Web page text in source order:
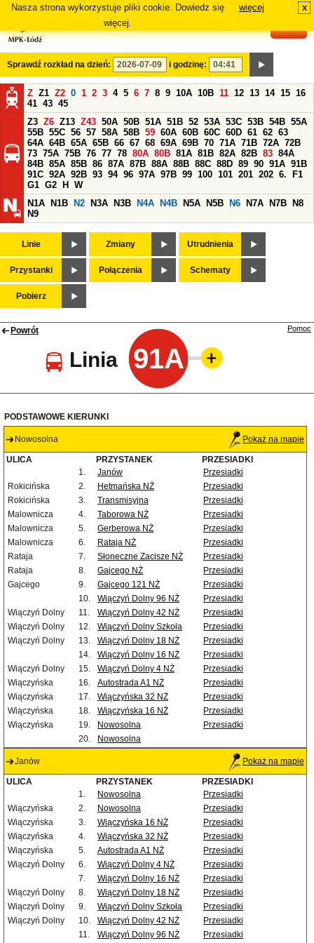
Nasza strona wykorzystuje pliki cookie. Dowiedz się
więcej.
więcej x
Sprawdź rozkład na dzień: i godzinę:
Z Z1 Z2 0 1 2 3 4 5 6 7 8 9 10A 10B 11 12 13 14 15 16
41 43 45
Z3 Z6 Z13 Z43 50A 50B 51A 51B 52 53A 53C 53B 54B 55A
55B 55C 56 57 58A 58B 59 60A 60B 60C 60D 61 62 63
64A 64B 65A 65B 66 67 68 69A 69B 70 71A 71B 72A 72B
73 75A 75B 76 77 78 80A 80B 81A 81B 82A 82B 83 84A
84B 85A 85B 86 87A 87B 88A 88B 88C 88D 89 90 91A 91B
91C 92A 92B 93 94 96 97A 97B 99 100 101 201 202 6.
F1
G1 G2 H
W
N1A
N1B N2 N3A N3B N4A N4B N5A N5B N6 N7A N7B
N8
N9
Linie Zmiany Utrudnienia
Przystanki Połączenia Schematy
Pobierz
Powrót
Linia 91A
Pomoc
PODSTAWOWE KIERUNKI
Nowosolna Pokaż na mapie
ULICA PRZYSTANEK
PRZESIADKI
1.
Janów
Przesiadki
Rokicińska
2. Hetmańska NŻ
Przesiadki
Rokicińska
3. Transmisyjna
Przesiadki
Malownicza
4. Taborowa NŻ
Przesiadki
Malownicza
5. Gerberowa NŻ
Przesiadki
Malownicza
6. Rataja NŻ
Przesiadki
Rataja
7. Słoneczne Zacisze NŻ
Przesiadki
Rataja
8. Gajcego NŻ
Przesiadki
Gajcego
9. Gajcego 121 NŻ
Przesiadki
10.
Wiączyń Dolny 96 NŻ
Przesiadki
Wiączyń Dolny
11. Wiączyń Dolny 42 NŻ
Przesiadki
Wiączyń Dolny
12. Wiączyń Dolny Szkoła
Przesiadki
Wiączyń Dolny
13. Wiączyń Dolny 18 NŻ
Przesiadki
14.
Wiączyń Dolny 16 NŻ
Przesiadki
Wiączyń Dolny
15. Wiączyń Dolny 4 NŻ
Przesiadki
Wiączyńska
16. Autostrada A1 NŻ
Przesiadki
Wiączyńska
17. Wiączyńska 32 NŻ
Przesiadki
Wiączyńska
18. Wiączyńska 16 NŻ
Przesiadki
Wiączyńska
19. Nowosolna
Przesiadki
20.
Nowosolna
Janów Pokaż na mapie
ULICA PRZYSTANEK
PRZESIADKI
1.
Nowosolna
Przesiadki
Wiączyńska
2. Nowosolna
Przesiadki
Wiączyńska
3. Wiączyńska 16 NŻ
Przesiadki
Wiączyńska
4. Wiączyńska 32 NŻ
Przesiadki
Wiączyńska
5. Autostrada A1 NŻ
Przesiadki
Wiączyń Dolny
6. Wiączyń Dolny 4 NŻ
Przesiadki
7.
Wiączyń Dolny 16 NŻ
Przesiadki
Wiączyń Dolny
8. Wiączyń Dolny 18 NŻ
Przesiadki
Wiączyń Dolny
9. Wiączyń Dolny Szkoła
Przesiadki
Wiączyń Dolny
10. Wiączyń Dolny 42 NŻ
Przesiadki
11.
Wiączyń Dolny 96 NŻ Przesiadki